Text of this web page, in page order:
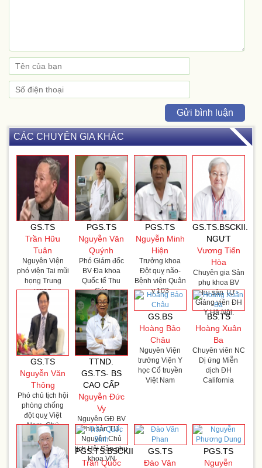
Gửi bình luận
CÁC CHUYÊN GIA KHÁC
GS.TS
Trần Hữu
Tuân
Nguyên Viện
phó viện Tai mũi
họng Trung
ương
PGS.TS
Nguyễn Văn
Quýnh
Phó Giám đốc
BV Đa khoa
Quốc tế Thu
Cúc
PGS.TS
Nguyễn Minh
Hiện
Trưởng khoa
Đột quỵ não-
Bệnh viện Quân
y 103
GS.TS.BSCKII.
NGƯT
Vương Tiến
Hòa
Chuyên gia Sản
phụ khoa BV
phụ sản TƯ -
Giảng viên ĐH
Y Hà Nội.
GS.TS
Nguyễn Văn
Thông
Phó chủ tịch hội
phòng chống
đột quỵ Việt
Nam, Chủ
nhiệm khoa
thần kinh BV TƯ
Quân đội 108
TTND.
GS.TS- BS
CAO CẤP
Nguyễn Đức
Vy
Nguyên GĐ BV
Phụ sản TƯ,
Nguyên Chủ
tịch Hội Sản phụ
khoa VN
GS.BS
Hoàng Bảo
Châu
Nguyên Viện
trưởng Viện Y
học Cổ truyền
Việt Nam
BS.TS
Hoàng Xuân
Ba
Chuyên viên NC
Dị ứng Miễn
dịch ĐH
California
PGS.TS.BSCKII
Trần Quốc
GS.TS
Đào Văn
PGS.TS
Nguyễn